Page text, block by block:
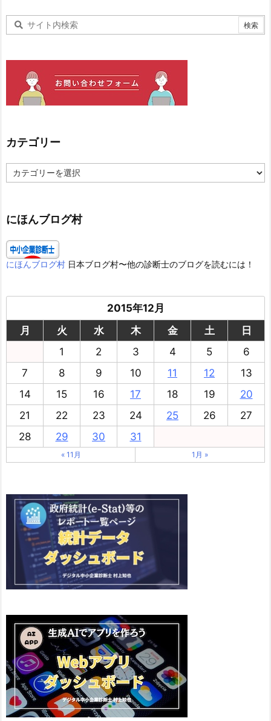
カテゴリー
テ
ー
にほんブログ村
にほんブログ村 日本ブログ村〜他の診断士のブログを読むには！
2015年12月
月
火 水 木 金 土
日
1
2 3 4 5
6
7
8 9 10 11 12
13
14
15 16 17 18 19
20
21
22 23 24 25 26
27
28
29 30 31
« 11月 1月 »